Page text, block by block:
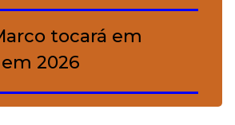
tocará em
2026